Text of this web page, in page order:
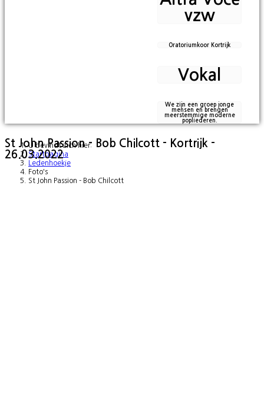
vzw
Oratoriumkoor Kortrijk
Vokal
We zijn een groep jonge
mensen en brengen
meerstemmige moderne
popliederen.
U bevindt zich hier:
Startpagina
Ledenhoekje
Foto's
St John Passion - Bob Chilcott
St John Passion - Bob Chilcott - Kortrijk -
26.03.2022